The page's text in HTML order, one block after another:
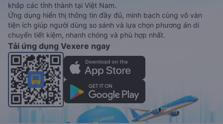
khắp các tỉnh thành tại Việt Nam.
Ứng dụng hiển thị thông tin đầy đủ, minh bạch cùng vô vàn
tiện ích giúp người dùng so sánh và lựa chọn phương án di
chuyển tiết kiệm, nhanh chóng và phù hợp nhất.
Tải ứng dụng Vexere ngay